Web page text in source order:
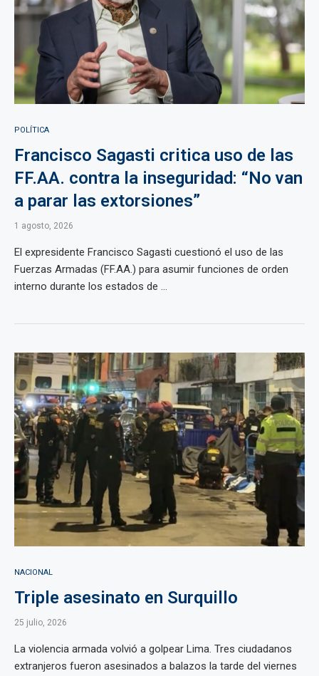
POLÍTICA
Francisco Sagasti critica uso de las
FF.AA. contra la inseguridad: “No van
a parar las extorsiones”
1 agosto, 2026
El expresidente Francisco Sagasti cuestionó el uso de las
Fuerzas Armadas (FF.AA.) para asumir funciones de orden
interno durante los estados de ...
NACIONAL
Triple asesinato en Surquillo
25 julio, 2026
La violencia armada volvió a golpear Lima. Tres ciudadanos
extranjeros fueron asesinados a balazos la tarde del viernes